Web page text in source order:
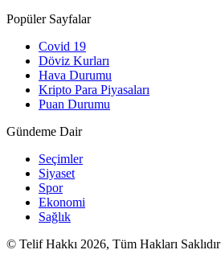
Popüler Sayfalar
Covid 19
Döviz Kurları
Hava Durumu
Kripto Para Piyasaları
Puan Durumu
Gündeme Dair
Seçimler
Siyaset
Spor
Ekonomi
Sağlık
© Telif Hakkı 2026, Tüm Hakları Saklıdır